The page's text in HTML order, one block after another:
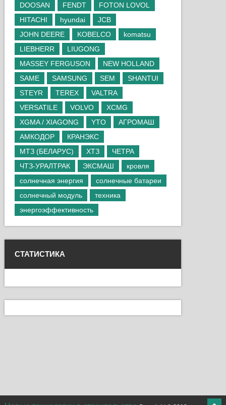
DOOSAN
FENDT
FOTON LOVOL
HITACHI
hyundai
JCB
JOHN DEERE
KOBELCO
komatsu
LIEBHERR
LIUGONG
MASSEY FERGUSON
NEW HOLLAND
SAME
SAMSUNG SEM
SHANTUI
STEYR
TEREX
VALTRA
VERSATILE
VOLVO
XCMG
XGMA / XIAGONG
YTO
АГРОМАШ
АМКОДОР
КРАНЭКС
МТЗ (БЕЛАРУС)
ХТЗ
ЧЕТРА
ЧТЗ-УРАЛТРАК
ЭКСМАШ
кровля
солнечная энергия
солнечные батареи
солнечный модуль
техника
энергоэффективность
СТАТИСТИКА